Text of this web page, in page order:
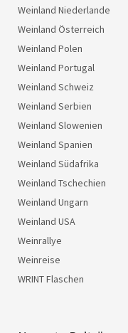
Weinland Niederlande
Weinland Österreich
Weinland Polen
Weinland Portugal
Weinland Schweiz
Weinland Serbien
Weinland Slowenien
Weinland Spanien
Weinland Südafrika
Weinland Tschechien
Weinland Ungarn
Weinland USA
Weinrallye
Weinreise
WRINT Flaschen